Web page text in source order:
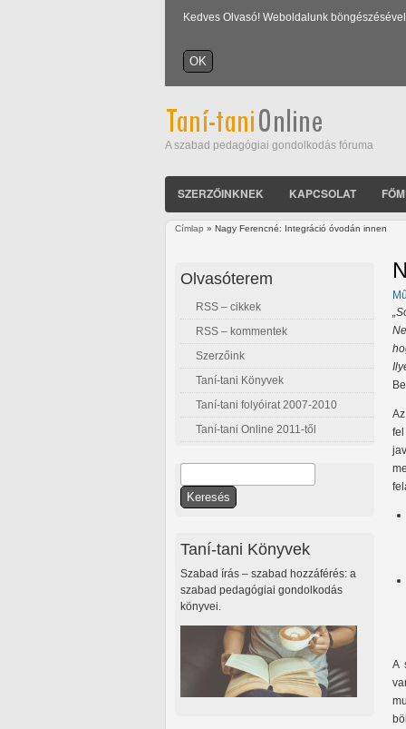
Kedves Olvasó! Weboldalunk
A szabad pedagógiai gondolkodás fóruma
SZERZŐINKNEK KAPCSOLAT
Címlap » Nagy Ferencné: Integráció óvodán innen
A
Olvasóterem
RSS – cikkek
RSS – kommentek
Szerzőink
Taní-tani Könyvek
Taní-tani folyóirat 2007-2010
Taní-tani Online 2011-től
Keresés űrlap
Taní-tani Könyvek
Szabad írás – szabad hozzáférés: a
szabad pedagógiai gondolkodás
könyvei.